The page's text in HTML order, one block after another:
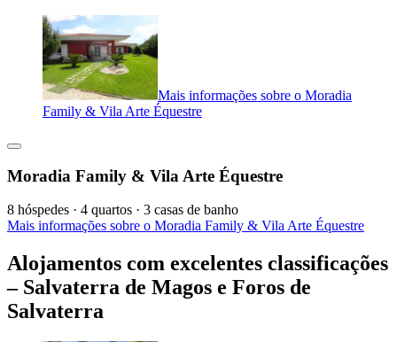
Mais informações sobre o Moradia
Family & Vila Arte Équestre
Moradia Family & Vila Arte Équestre
8 hóspedes · 4 quartos · 3 casas de banho
Mais informações sobre o Moradia Family & Vila Arte Équestre
Alojamentos com excelentes classificações
– Salvaterra de Magos e Foros de
Salvaterra